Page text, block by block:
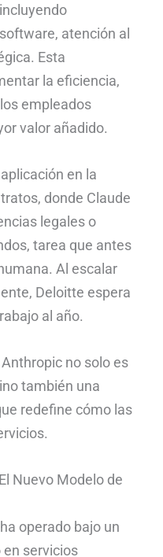
atención al
Esta
la eficiencia,
empleados
valor añadido.
en la
donde Claude
legales o
tarea que antes
Al escalar
Deloitte espera
al año.
no solo es
también una
redefine cómo las
Nuevo Modelo de
operado bajo un
servicios